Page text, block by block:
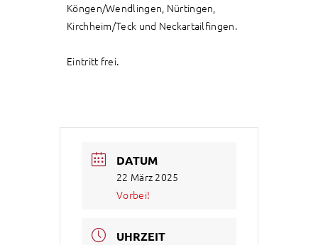
Köngen/Wendlingen, Nürtingen,
Kirchheim/Teck und Neckartailfingen.
Eintritt frei.
DATUM
22 März 2025
Vorbei!
UHRZEIT